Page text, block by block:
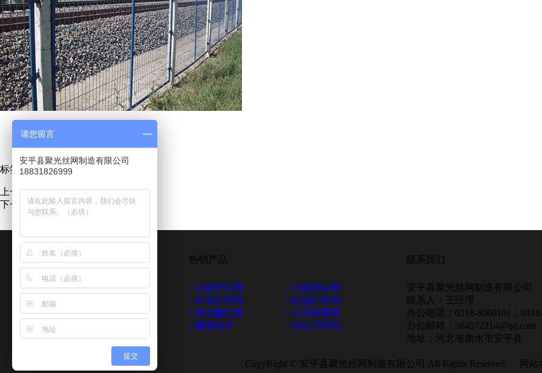
标签：铁路护栏网
上一篇：双边丝护栏怎么防护！
下一篇：桥梁护栏网的介绍
网站栏目
• 网站首页
• 关于我们
• 产品展示
• 客户案例
• 营销网络
• 留言反馈
热销产品
• 公路护栏网
• 公路防眩网
• 框架护栏网
• 机场护栏网
• 球场围栏网
• 车间隔离网
• 建筑网片
• 基坑围栏网
联系我们
安平县聚光丝网制造有限公司
联系人：王经理
办公电话：0318-8060101；
办公邮箱：564572314@qq.com
地址：河北省衡水市安平县
CopyRight © 安平县聚光丝网制造有限公司 All Rights Reserved. 网站
请您留言
安平县聚光丝网制造有限公司
18831826999
提交